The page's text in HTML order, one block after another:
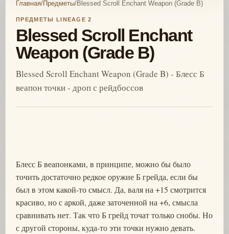
Главная/Предметы/Blessed Scroll Enchant Weapon (Grade B)
ПРЕДМЕТЫ LINEAGE 2
Blessed Scroll Enchant
Weapon (Grade B)
Blessed Scroll Enchant Weapon (Grade B) - Блесс Б
веапон точки - дроп с рейдбоссов
Блесс Б веапонками, в принципе, можно бы было
точить достаточно редкое оружие Б грейда, если бы
был в этом какой-то смысл. Да, валя на +15 смотрится
красиво, но с аркой, даже заточенной на +6, смысла
сравнивать нет. Так что Б грейд точат только снобы. Но
с другой стороны, куда-то эти точки нужно девать.